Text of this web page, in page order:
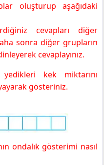
Sayfa 30 Cevapları MEB
Gösterimi
Sayfa 32 Cevapları MEB
oluşturup aşağıdaki
cevapları diğer
sonra diğer grupların
cevaplayınız.
kek miktarını
gösteriniz.
ondalık gösterimi nasıl